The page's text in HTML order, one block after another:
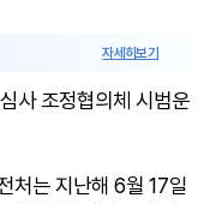
자세히보기
사 조정협의체 시범운
처는 지난해 6월 17일